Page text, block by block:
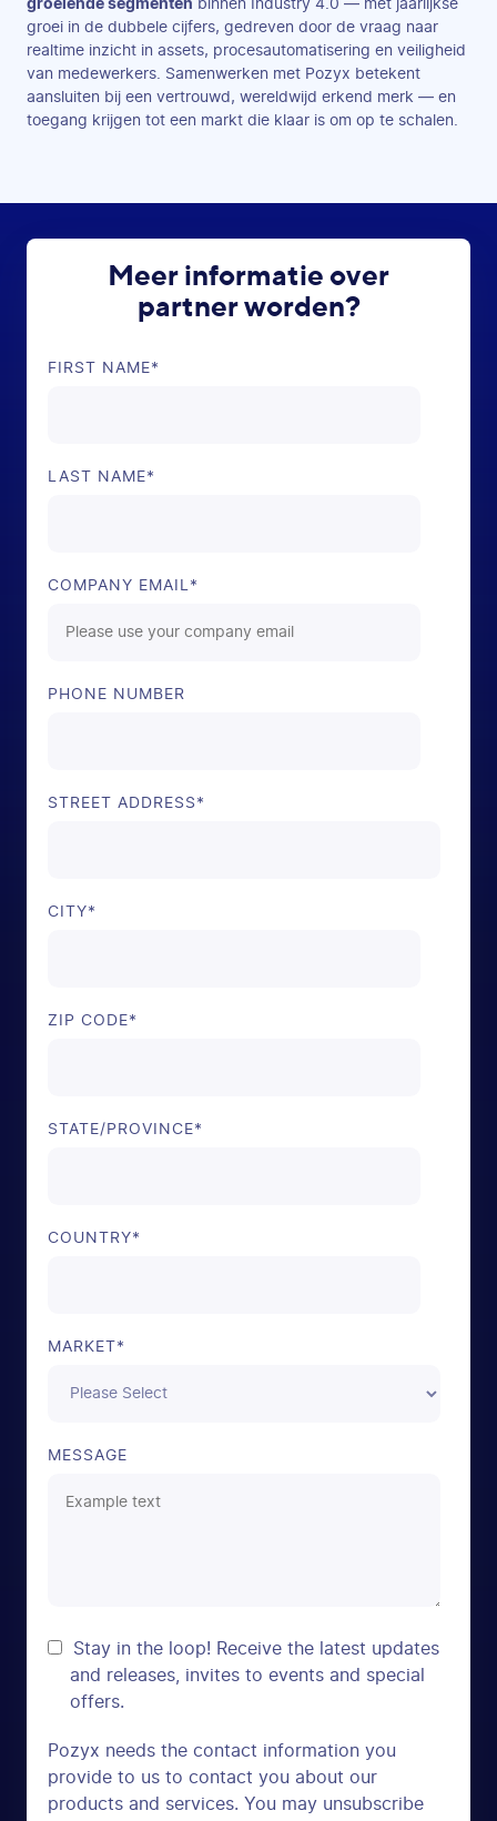
groeiende segmenten binnen Industry 4.0 — met jaarlijkse
groei in de dubbele cijfers, gedreven door de vraag naar
realtime inzicht in assets, procesautomatisering en veiligheid
van medewerkers. Samenwerken met Pozyx betekent
aansluiten bij een vertrouwd, wereldwijd erkend merk — en
toegang krijgen tot een markt die klaar is om op te schalen.
Meer informatie over
partner worden?
FIRST NAME*
LAST NAME*
COMPANY EMAIL*
PHONE NUMBER
STREET ADDRESS *
CITY *
ZIP CODE*
STATE/PROVINCE*
COUNTRY *
MARKET *
MESSAGE
Stay in the loop! Receive the latest updates
and releases, invites to events and special
offers.
Pozyx needs the contact information you
provide to us to contact you about our
products and services. You may unsubscribe